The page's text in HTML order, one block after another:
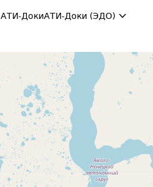
АТИ-ДокиАТИ-Доки (ЭДО)